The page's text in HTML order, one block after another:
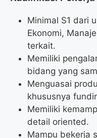
Minimal S1 dari
Ekonomi,
terkait.
Memiliki
bidang yang
Menguasai
khususnya
Memiliki
detail oriented.
Mampu bekerja